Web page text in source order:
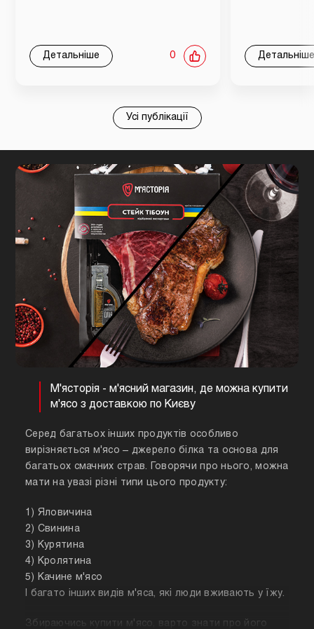
Детальніше 0 Детальніше
Усі публікації
М'ясторія - м'ясний магазин, де можна купити
м'ясо з доставкою по Києву
Серед багатьох інших продуктів особливо
вирізняється м'ясо – джерело білка та основа для
багатьох смачних страв. Говорячи про нього, можна
мати на увазі різні типи цього продукту:
1) Яловичина
2) Свинина
3) Курятина
4) Кролятина
5) Качине м'ясо
І багато інших видів м'яса, які люди вживають у їжу.
Збираючись купити м'ясо, варто знати про його